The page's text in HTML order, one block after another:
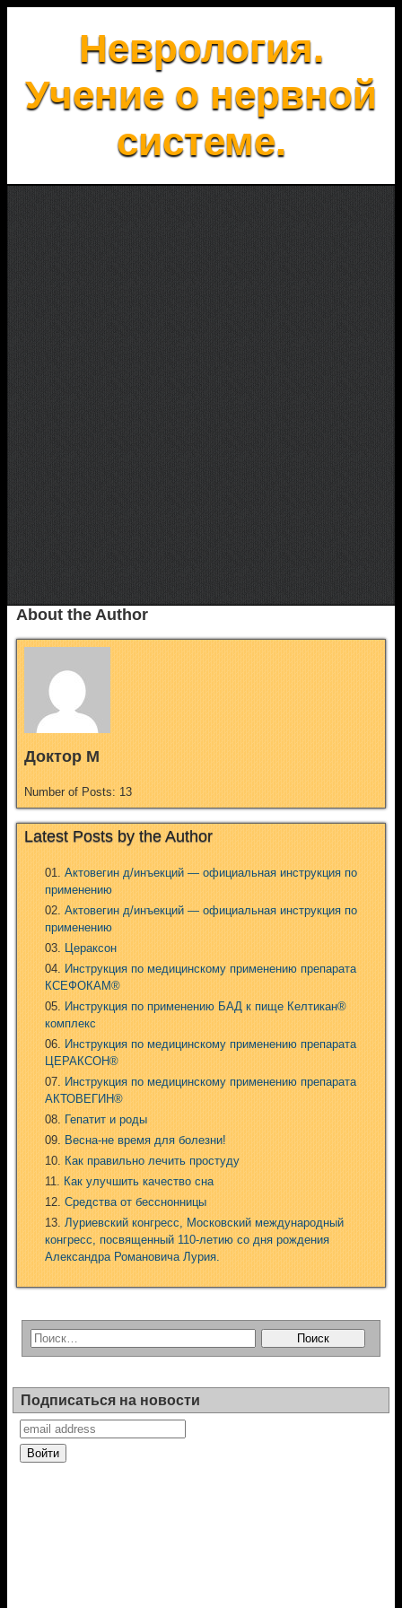
Неврология.
Учение о нервной
системе.
About the Author
Доктор М
Number of Posts: 13
Latest Posts by the Author
Актовегин д/инъекций — официальная инструкция по
применению
Актовегин д/инъекций — официальная инструкция по
применению
Цераксон
Инструкция по медицинскому применению препарата
КСЕФОКАМ®
Инструкция по применению БАД к пище Келтикан®
комплекс
Инструкция по медицинскому применению препарата
ЦЕРАКСОН®
Инструкция по медицинскому применению препарата
АКТОВЕГИН®
Гепатит и роды
Весна-не время для болезни!
Как правильно лечить простуду
Как улучшить качество сна
Средства от бесснонницы
Луриевский конгресс, Московский международный
конгресс, посвященный 110-летию со дня рождения
Александра Романовича Лурия.
Подписаться на новости